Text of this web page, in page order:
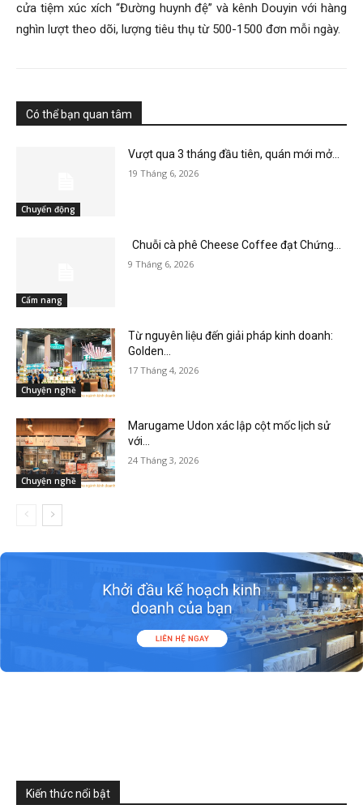
cửa tiệm xúc xích “Đường huynh đệ” và kênh Douyin với hàng
nghìn lượt theo dõi, lượng tiêu thụ từ 500-1500 đơn mỗi ngày.
Có thể bạn quan tâm
Chuyển động
Vượt qua 3 tháng đầu tiên, quán mới mở...
19 Tháng 6, 2026
Cẩm nang
Chuỗi cà phê Cheese Coffee đạt Chứng...
9 Tháng 6, 2026
Chuyện nghề
Từ nguyên liệu đến giải pháp kinh doanh:
Golden...
17 Tháng 4, 2026
Chuyện nghề
Marugame Udon xác lập cột mốc lịch sử
với...
24 Tháng 3, 2026
Kiến thức nổi bật